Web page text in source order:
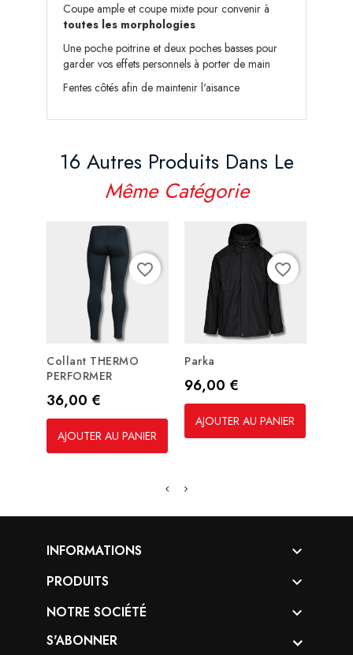
Coupe ample et coupe mixte pour convenir à
toutes les morphologies
Une poche poitrine et deux poches basses pour
garder vos effets personnels à porter de main
Fentes côtés afin de maintenir l'aisance
16 Autres Produits Dans Le
Même Catégorie
Collant THERMO
PERFORMER
Prix
36,00 €
AJOUTER AU PANIER
favorite_border
Parka
Prix
96,00 €
AJOUTER AU PANIER
favorite_border
INFORMATIONS 
PRODUITS 
NOTRE SOCIÉTÉ 
S'ABONNER